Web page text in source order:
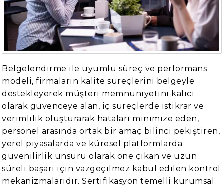
Belgelendirme ile uyumlu süreç ve performans
modeli, firmaların kalite süreçlerini belgeyle
destekleyerek müşteri memnuniyetini kalıcı
olarak güvenceye alan, iç süreçlerde istikrar ve
verimlilik oluşturarak hataları minimize eden,
personel arasında ortak bir amaç bilinci pekiştiren,
yerel piyasalarda ve küresel platformlarda
güvenilirlik unsuru olarak öne çıkan ve uzun
süreli başarı için vazgeçilmez kabul edilen kontrol
mekanizmalarıdır. Sertifikasyon temelli kurumsal